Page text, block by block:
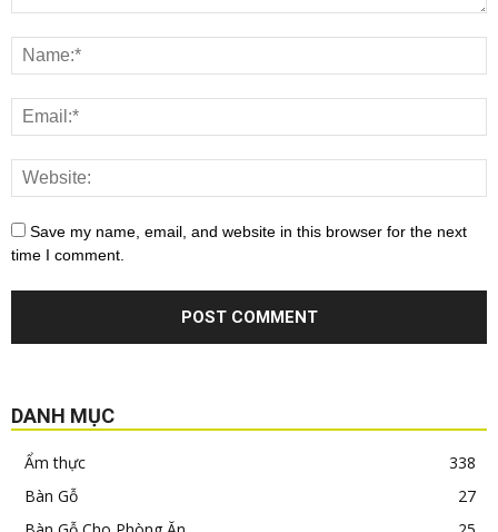
Save my name, email, and website in this browser for the next
time I comment.
DANH MỤC
Ẩm thực
338
Bàn Gỗ
27